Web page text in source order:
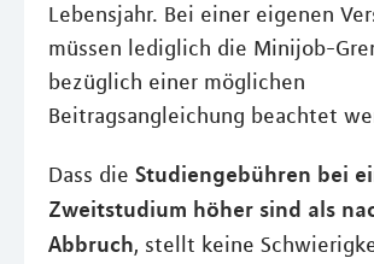
Lebensjahr. Bei einer eigenen
müssen lediglich die Minijob-
bezüglich einer möglichen
Beitragsangleichung beachtet
Dass die Studiengebühren bei
Zweitstudium höher sind als
Abbruch, stellt keine